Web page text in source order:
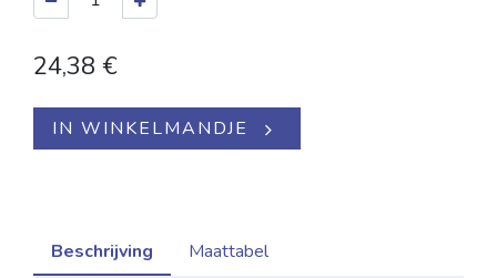
24,38 €
IN WINKELMANDJE
Beschrijving Maattabel